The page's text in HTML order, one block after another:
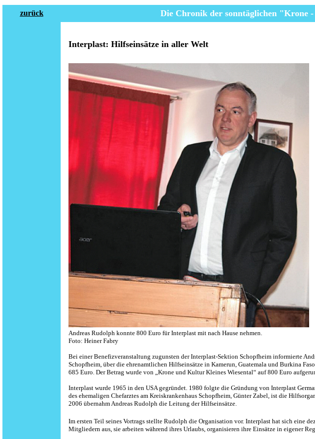
zurück Die Chronik der sonntäglichen "Krone -
Interplast: Hilfseinsätze in aller Welt
Andreas Rudolph konnte 800 Euro für Interplast mit nach Hause nehmen.
Foto: Heiner Fabry
Bei einer Benefizveranstaltung zugunsten der Interplast-Sektion Schopfheim informierte
Schopfheim, über die ehrenamtlichen Hilfseinsätze in Kamerun, Guatemala und Burkina
685 Euro. Der Betrag wurde von „Krone und Kultur Kleines Wiesental“ auf 800 Euro
Interplast wurde 1965 in den USA gegründet. 1980 folgte die Gründung von Interplast
des ehemaligen Chefarztes am Kreiskrankenhaus Schopfheim, Günter Zabel, ist die
2006 übernahm Andreas Rudolph die Leitung der Hilfseinsätze.
Im ersten Teil seines Vortrags stellte Rudolph die Organisation vor. Interplast hat sich eine
Mitgliedern aus, sie arbeiten während ihres Urlaubs, organisieren ihre Einsätze in eigener